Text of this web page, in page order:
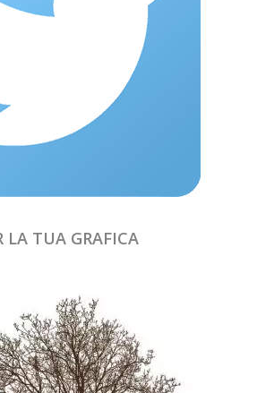
LA TUA GRAFICA